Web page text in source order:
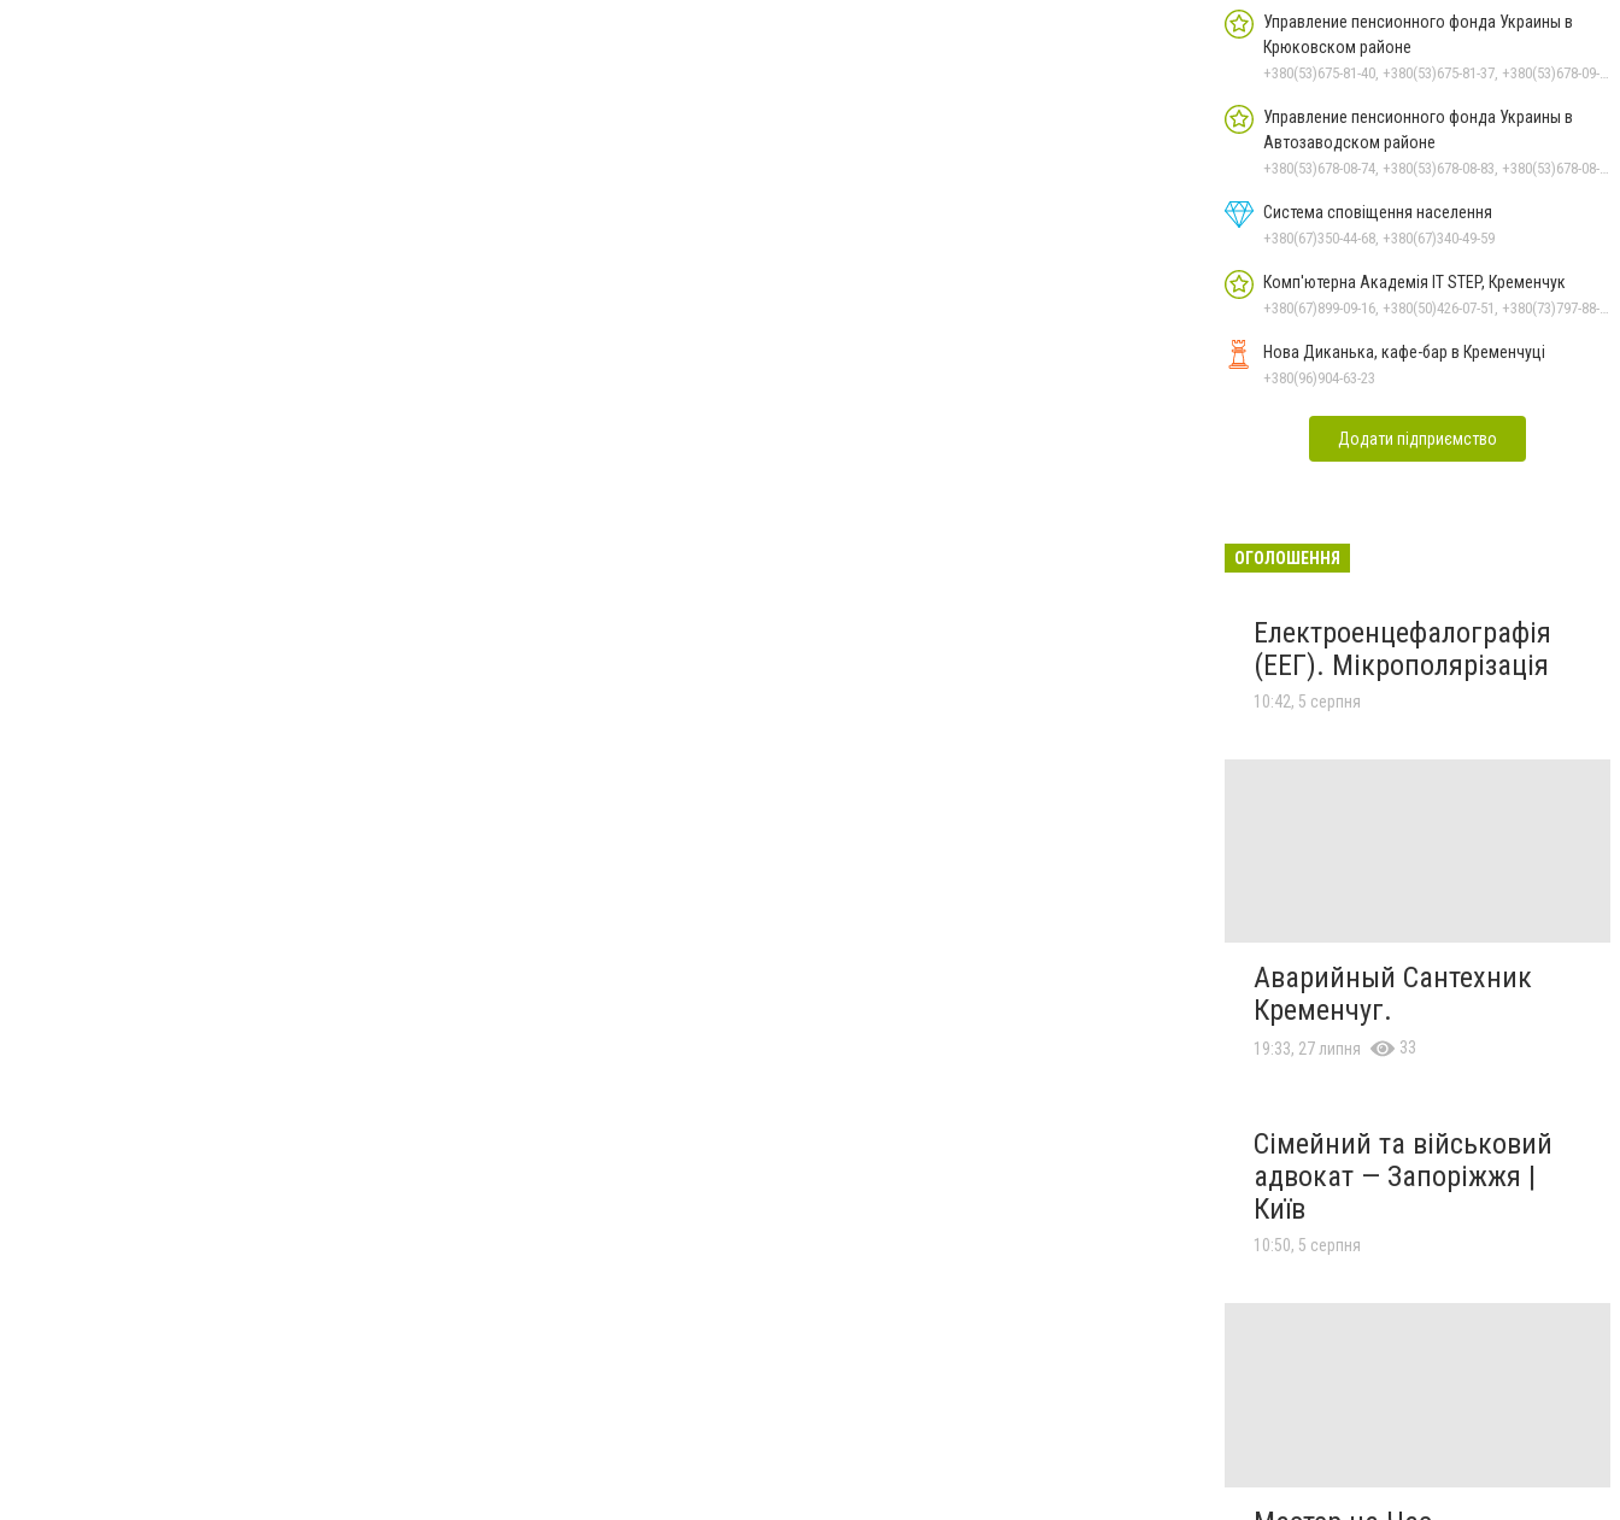
Управление пенсионного фонда Украины в
Крюковском районе
+380(53)675-81-40, +380(53)675-81-37, +380(53)678-09-01, +380(53)675-81-32, +380(53)675-81-33, +380(53)675-81-38, +380(53)675-81-31, +380(53)678-08-87
Управление пенсионного фонда Украины в
Автозаводском районе
+380(53)678-08-74, +380(53)678-08-83, +380(53)678-08-41, +380(53)678-08-86, +380(53)678-09-05
Система сповіщення населення
+380(67)350-44-68, +380(67)340-49-59
Комп'ютерна Академія IT STEP, Кременчук
+380(67)899-09-16, +380(50)426-07-51, +380(73)797-88-17
Нова Диканька, кафе-бар в Кременчуці
+380(96)904-63-23
Додати підприємство
ОГОЛОШЕННЯ
Електроенцефалографія
(ЕЕГ). Мікрополярізація
10:42, 5 серпня
Аварийный Сантехник
Кременчуг.
19:33, 27 липня 33
Сімейний та військовий
адвокат — Запоріжжя |
Київ
10:50, 5 серпня